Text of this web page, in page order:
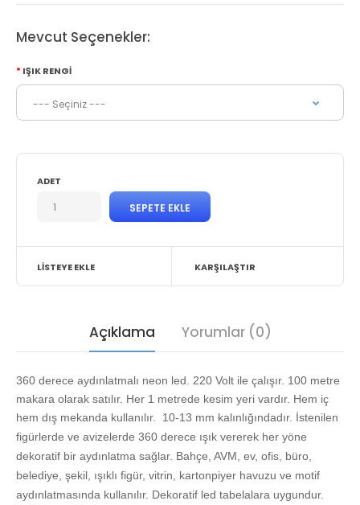
Mevcut Seçenekler:
IŞIK RENGI
ADET
LISTEYE EKLE KARŞILAŞTIR
Açıklama Yorumlar (0)
360 derece aydınlatmalı neon led. 220 Volt ile çalışır. 100 metre
makara olarak satılır. Her 1 metrede kesim yeri vardır. Hem iç
hem dış mekanda kullanılır. 10-13 mm kalınlığındadır. İstenilen
figürlerde ve avizelerde 360 derece ışık vererek her yöne
dekoratif bir aydınlatma sağlar. Bahçe, AVM, ev, ofis, büro,
belediye, şekil, ışıklı figür, vitrin, kartonpiyer havuzu ve motif
aydınlatmasında kullanılır. Dekoratif led tabelalara uygundur.